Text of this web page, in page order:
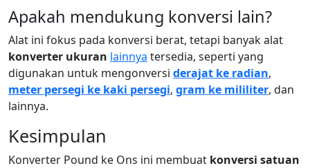
Apakah mendukung konversi lain?
Alat ini fokus pada konversi berat, tetapi banyak alat
konverter ukuran lainnya tersedia, seperti yang
digunakan untuk mengonversi derajat ke radian,
meter persegi ke kaki persegi, gram ke mililiter, dan
lainnya.
Kesimpulan
Konverter Pound ke Ons ini membuat konversi satuan